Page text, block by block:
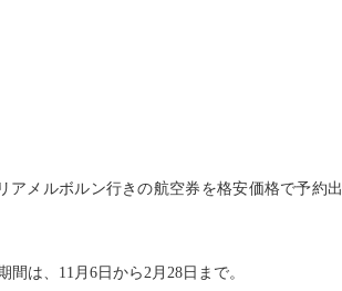
アメルボルン行きの航空券を格安価格で予約出
は、11月6日から2月28日まで。